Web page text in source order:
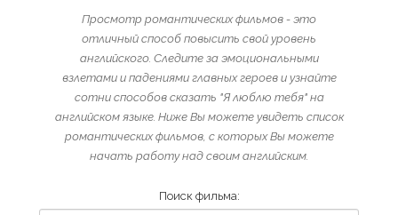
Просмотр романтических фильмов - это
отличный способ повысить свой уровень
английского. Следите за эмоциональными
взлетами и падениями главных героев и узнайте
сотни способов сказать "Я люблю тебя" на
английском языке. Ниже Вы можете увидеть список
романтических фильмов, с которых Вы можете
начать работу над своим английским.
Поиск фильма: